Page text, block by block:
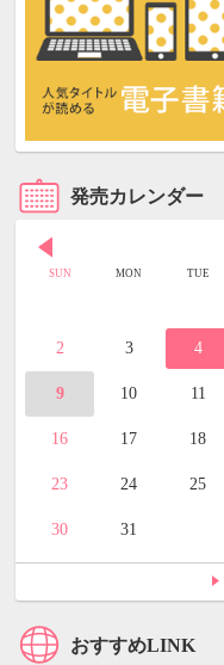
発売カレンダー
SUN MON TUE
2 3 4
9 10 11
16 17 18
23 24 25
30 31
おすすめLINK